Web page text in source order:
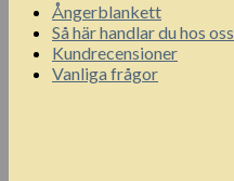
Ångerblankett
Så här handlar du hos oss
Kundrecensioner
Vanliga frågor